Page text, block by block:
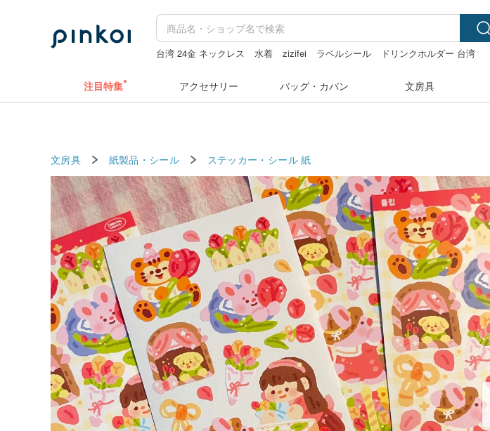
台湾 24金 ネックレス 水着 zizifei ラベルシール
ドリンクホルダー 台湾
注目特集 アクセサリー バッグ・カバン 文房具
文房具 紙製品・シール ステッカー・シール 紙